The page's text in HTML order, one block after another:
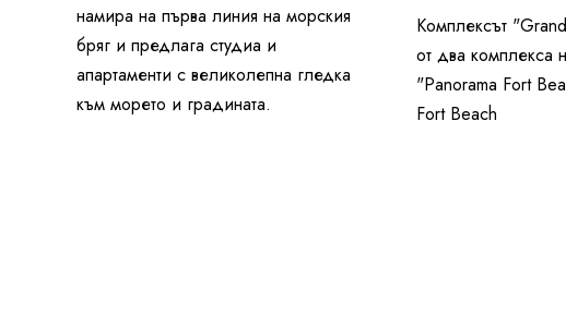
намира на първа линия на морския
бряг и предлага студиа и
апартаменти с великолепна гледка
към морето и градината.
Комплексът
от два комплекса
"Panorama Fort
Fort Beach